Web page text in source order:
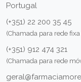
Portugal
(+351) 22 200 35 45
(Chamada para rede
(+351) 912 474 321
(Chamada para rede